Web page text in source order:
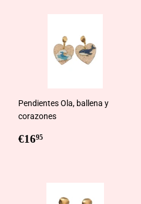
Pendientes Ola, ballena y
corazones
Regular
€1695